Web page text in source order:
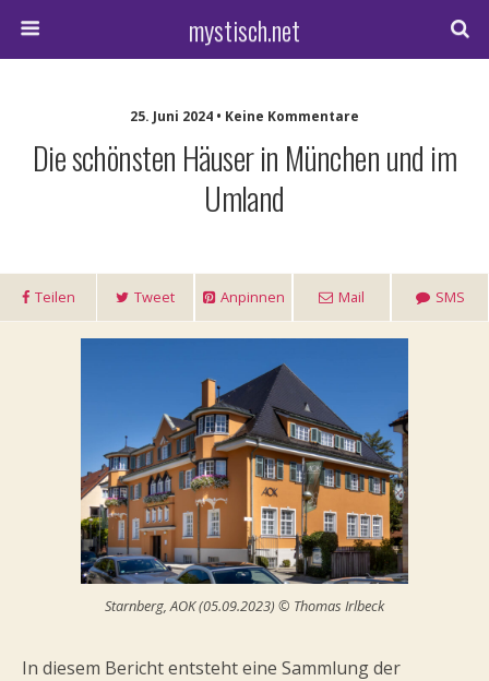
mystisch.net
25. Juni 2024 • Keine Kommentare
Die schönsten Häuser in München und im
Umland
Teilen Tweet Anpinnen Mail SMS
Starnberg, AOK (05.09.2023) © Thomas Irlbeck
In diesem Bericht entsteht eine Sammlung der